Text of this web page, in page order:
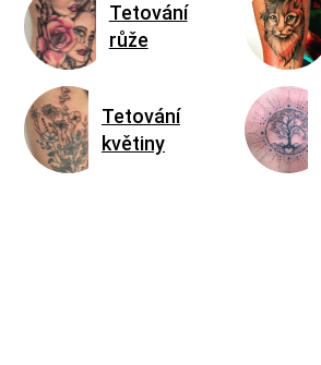
Tetování
růže
Tetování
květiny